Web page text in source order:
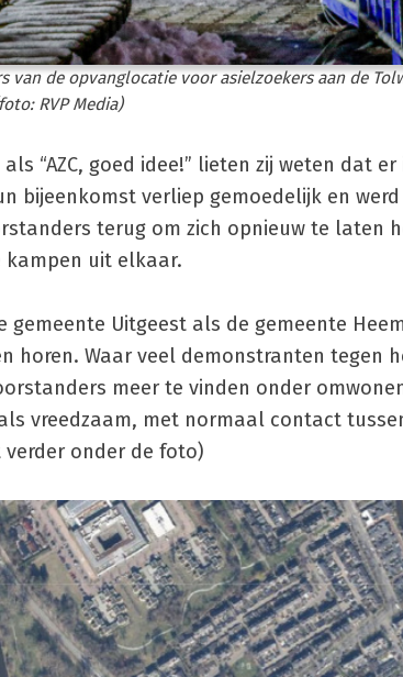
van de opvanglocatie voor asielzoekers aan de
RVP Media)
“AZC, goed idee!” lieten zij weten dat
bijeenkomst verliep gemoedelijk en
terug om zich opnieuw te laten
kampen uit elkaar.
gemeente Uitgeest als de gemeente
horen. Waar veel demonstranten tegen
meer te vinden onder
vreedzaam, met normaal contact
onder de foto)